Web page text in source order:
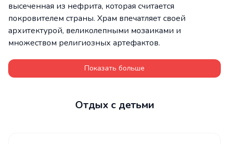
высеченная из нефрита, которая считается
покровителем страны. Храм впечатляет своей
архитектурой, великолепными мозаиками и
множеством религиозных артефактов.
Показать больше
Отдых с детьми